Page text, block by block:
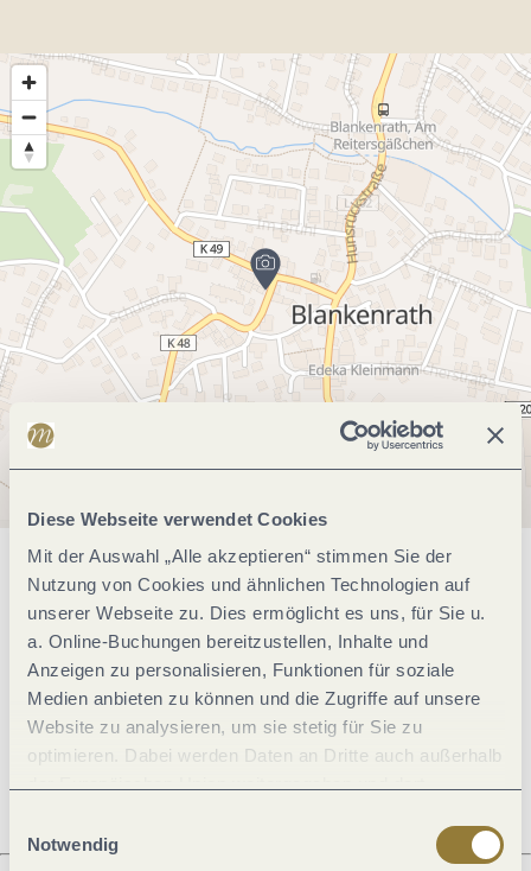
Diese Webseite verwendet Cookies
Mit der Auswahl „Alle akzeptieren“ stimmen Sie der
Nutzung von Cookies und ähnlichen Technologien auf
unserer Webseite zu. Dies ermöglicht es uns, für Sie u.
a. Online-Buchungen bereitzustellen, Inhalte und
Anzeigen zu personalisieren, Funktionen für soziale
Medien anbieten zu können und die Zugriffe auf unsere
Website zu analysieren, um sie stetig für Sie zu
optimieren. Dabei werden Daten an Dritte auch außerhalb
jederzeit widerrufen werden. Mit der Auswahl "Alle
Notwendig
Allgemeine Informationen
Öffnungszeiten
Ruhetage